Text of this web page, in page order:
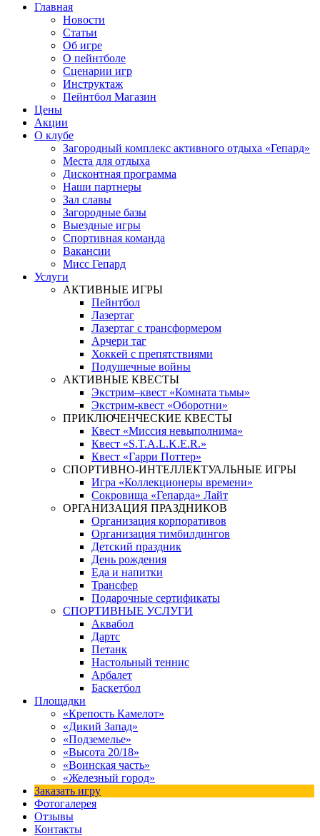
Главная
Новости
Статьи
Об игре
О пейнтболе
Сценарии игр
Инструктаж
Пейнтбол Магазин
Цены
Акции
О клубе
Загородный комплекс активного отдыха «Гепард»
Места для отдыха
Дисконтная программа
Наши партнеры
Зал славы
Загородные базы
Выездные игры
Спортивная команда
Вакансии
Мисс Гепард
Услуги
АКТИВНЫЕ ИГРЫ
Пейнтбол
Лазертаг
Лазертаг с трансформером
Арчери таг
Хоккей с препятствиями
Подушечные войны
АКТИВНЫЕ КВЕСТЫ
Экстрим–квест «Комната тьмы»
Экстрим-квест «Оборотни»
ПРИКЛЮЧЕНЧЕСКИЕ КВЕСТЫ
Квест «Миссия невыполнима»
Квест «S.T.A.L.K.E.R.»
Квест «Гарри Поттер»
СПОРТИВНО-ИНТЕЛЛЕКТУАЛЬНЫЕ ИГРЫ
Игра «Коллекционеры времени»
Сокровища «Гепарда» Лайт
ОРГАНИЗАЦИЯ ПРАЗДНИКОВ
Организация корпоративов
Организация тимбилдингов
Детский праздник
День рождения
Еда и напитки
Трансфер
Подарочные сертификаты
СПОРТИВНЫЕ УСЛУГИ
Аквабол
Дартс
Петанк
Настольный теннис
Арбалет
Баскетбол
Площадки
«Крепость Камелот»
«Дикий Запад»
«Подземелье»
«Высота 20/18»
«Воинская часть»
«Железный город»
Заказать игру
Фотогалерея
Отзывы
Контакты